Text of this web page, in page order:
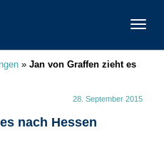
» Jan von Graffen zieht es
28. September 2015
nach Hessen